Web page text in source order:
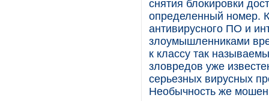
снятия блокировки
определенный номер.
антивирусного ПО и
злоумышленниками
к классу так
зловредов уже
серьезных вирусных
Необычность же